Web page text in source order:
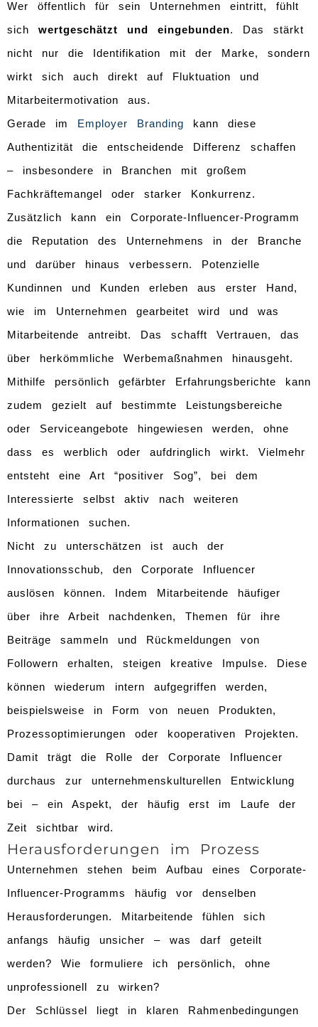
Wer öffentlich für sein Unternehmen eintritt, fühlt
sich wertgeschätzt und eingebunden. Das stärkt
nicht nur die Identifikation mit der Marke, sondern
wirkt sich auch direkt auf Fluktuation und
Mitarbeitermotivation aus.
Gerade im Employer Branding kann diese
Authentizität die entscheidende Differenz schaffen
– insbesondere in Branchen mit großem
Fachkräftemangel oder starker Konkurrenz.
Zusätzlich kann ein Corporate-Influencer-Programm
die Reputation des Unternehmens in der Branche
und darüber hinaus verbessern. Potenzielle
Kundinnen und Kunden erleben aus erster Hand,
wie im Unternehmen gearbeitet wird und was
Mitarbeitende antreibt. Das schafft Vertrauen, das
über herkömmliche Werbemaßnahmen hinausgeht.
Mithilfe persönlich gefärbter Erfahrungsberichte kann
zudem gezielt auf bestimmte Leistungsbereiche
oder Serviceangebote hingewiesen werden, ohne
dass es werblich oder aufdringlich wirkt. Vielmehr
entsteht eine Art “positiver Sog”, bei dem
Interessierte selbst aktiv nach weiteren
Informationen suchen.
Nicht zu unterschätzen ist auch der
Innovationsschub, den Corporate Influencer
auslösen können. Indem Mitarbeitende häufiger
über ihre Arbeit nachdenken, Themen für ihre
Beiträge sammeln und Rückmeldungen von
Followern erhalten, steigen kreative Impulse. Diese
können wiederum intern aufgegriffen werden,
beispielsweise in Form von neuen Produkten,
Prozessoptimierungen oder kooperativen Projekten.
Damit trägt die Rolle der Corporate Influencer
durchaus zur unternehmenskulturellen Entwicklung
bei – ein Aspekt, der häufig erst im Laufe der
Zeit sichtbar wird.
Herausforderungen im Prozess
Unternehmen stehen beim Aufbau eines Corporate-
Influencer-Programms häufig vor denselben
Herausforderungen. Mitarbeitende fühlen sich
anfangs häufig unsicher – was darf geteilt
werden? Wie formuliere ich persönlich, ohne
unprofessionell zu wirken?
Der Schlüssel liegt in klaren Rahmenbedingungen